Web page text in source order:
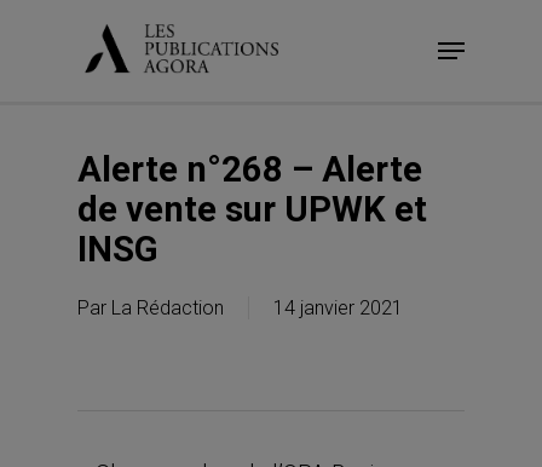
Menu
Alerte n°268 – Alerte
de vente sur UPWK et
INSG
Par La Rédaction 14 janvier 2021